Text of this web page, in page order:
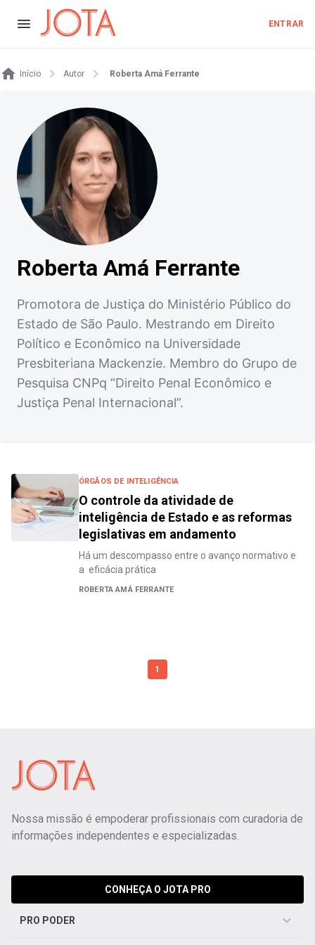
ENTRAR
Início Autor Roberta Amá Ferrante
Roberta Amá Ferrante
Promotora de Justiça do Ministério Público do
Estado de São Paulo. Mestrando em Direito
Político e Econômico na Universidade
Presbiteriana Mackenzie. Membro do Grupo de
Pesquisa CNPq “Direito Penal Econômico e
Justiça Penal Internacional”.
ÓRGÃOS DE INTELIGÊNCIA
O controle da atividade de
inteligência de Estado e as reformas
legislativas em andamento
Há um descompasso entre o avanço normativo e
a eficácia prática
ROBERTA AMÁ FERRANTE
1
Nossa missão é empoderar profissionais com curadoria de
informações independentes e especializadas.
CONHEÇA O JOTA PRO
PRO PODER